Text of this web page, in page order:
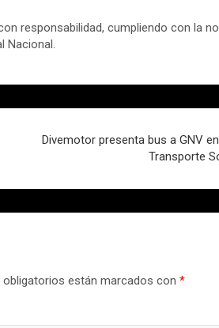
responsabilidad, cumpliendo con la
Nacional.
Divemotor presenta bus a GNV
Transporte
obligatorios están marcados con*